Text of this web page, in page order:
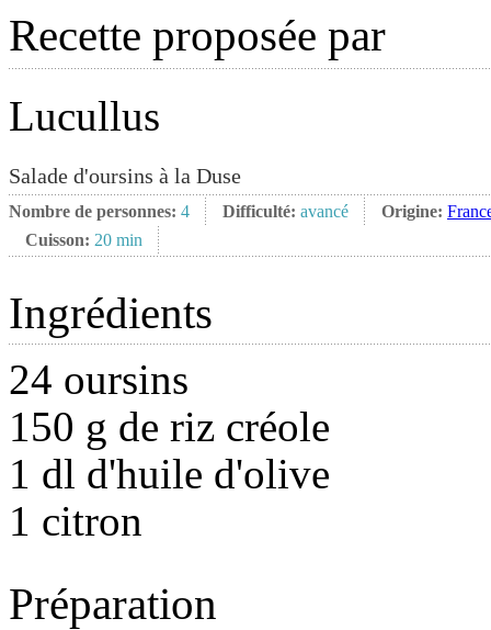
Recette proposée par
Lucullus
Salade d'oursins à la Duse
Nombre de personnes: 4 Difficulté: avancé Origine:
Cuisson: 20 min
Ingrédients
24 oursins
150 g de riz créole
1 dl d'huile d'olive
1 citron
Préparation